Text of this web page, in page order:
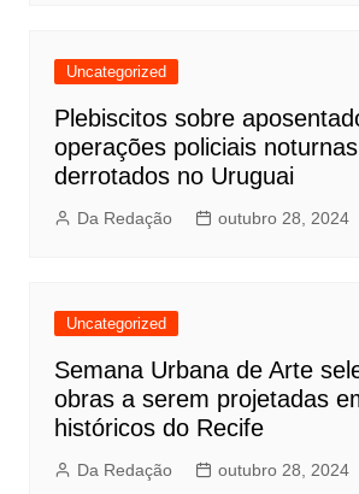
Uncategorized
Plebiscitos sobre
operações policiais
derrotados no Uruguai
Da Redação outubro 28, 2024
Uncategorized
Semana Urbana de Arte
obras a serem projetadas
históricos do Recife
Da Redação outubro 28, 2024